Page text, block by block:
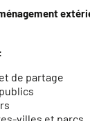
de partage